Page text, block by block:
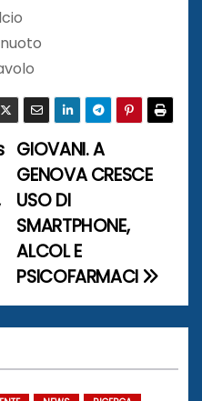
GIOVANI. A
GENOVA CRESCE
USO DI
SMARTPHONE,
ALCOL E
PSICOFARMACI